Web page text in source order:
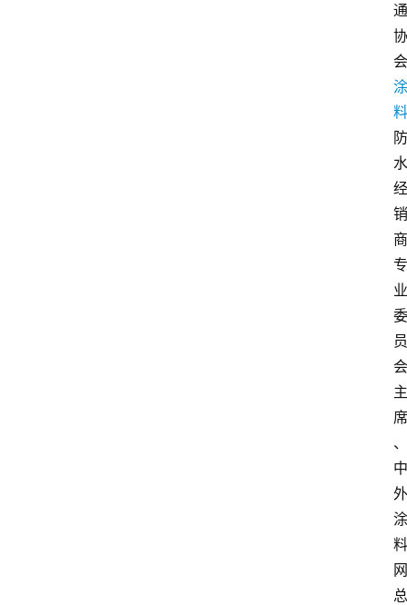
通
协
会
涂
料
防
水
经
销
商
专
业
委
员
会
主
席
、
中
外
涂
料
网
总